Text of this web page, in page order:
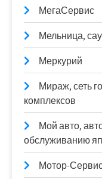
МегаСервис
Мельница,
Меркурий
Мираж, сеть
комплексов
Мой авто,
обслуживанию
Мотор-